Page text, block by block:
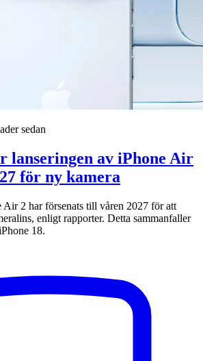
sedan
lanseringen av iPhone Air
för ny kamera
Air 2 har försenats till våren 2027 för att
enligt rapporter. Detta sammanfaller
18.